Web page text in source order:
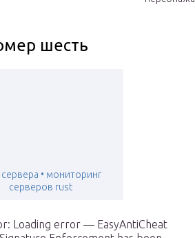
шесть
сервера • мониторинг
серверов rust
Loading error — EasyAntiCheat